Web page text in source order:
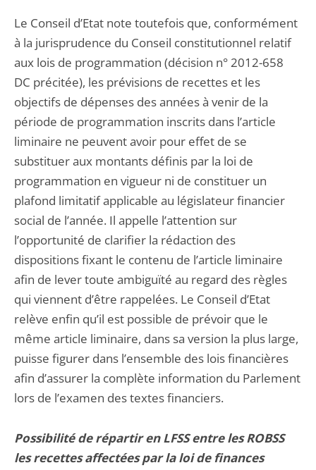
Le Conseil d’Etat note toutefois que, conformément
à la jurisprudence du Conseil constitutionnel relatif
aux lois de programmation (décision n° 2012-658
DC précitée), les prévisions de recettes et les
objectifs de dépenses des années à venir de la
période de programmation inscrits dans l’article
liminaire ne peuvent avoir pour effet de se
substituer aux montants définis par la loi de
programmation en vigueur ni de constituer un
plafond limitatif applicable au législateur financier
social de l’année. Il appelle l’attention sur
l’opportunité de clarifier la rédaction des
dispositions fixant le contenu de l’article liminaire
afin de lever toute ambiguïté au regard des règles
qui viennent d’être rappelées. Le Conseil d’Etat
relève enfin qu’il est possible de prévoir que le
même article liminaire, dans sa version la plus large,
puisse figurer dans l’ensemble des lois financières
afin d’assurer la complète information du Parlement
lors de l’examen des textes financiers.
Possibilité de répartir en LFSS entre les ROBSS
les recettes affectées par la loi de finances